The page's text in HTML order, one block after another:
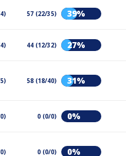
57 (22/35) 39%
44 (12/32) 27%
58 (18/40) 31%
0 (0/0) 0%
0 (0/0) 0%